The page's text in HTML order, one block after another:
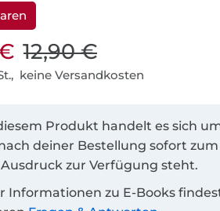
12,90 €
keine Versandkosten
Produkt handelt es sich
deiner Bestellung sofort
zur Verfügung steht.
Informationen zu E-Books